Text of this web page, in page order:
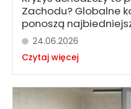
Zachodu? Globalne
ponoszą
24.06.2026
Czytaj więcej